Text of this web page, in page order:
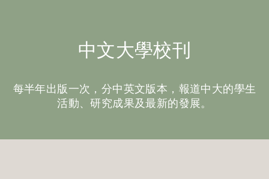
中文大學校刊
每半年出版一次，分中英文版本，報道中大的學生
活動、研究成果及最新的發展。